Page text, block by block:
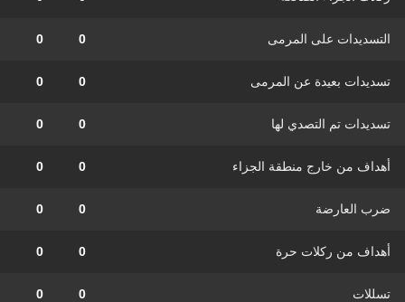
التسديدات على المرمى 0
0
تسديدات بعيدة عن المرمى 0
0
تسديدات تم التصدي لها 0
0
أهداف من خارج منطقة الجزاء 0
0
ضرب العارضة 0
0
أهداف من ركلات حرة 0
0
تسللات 0
0